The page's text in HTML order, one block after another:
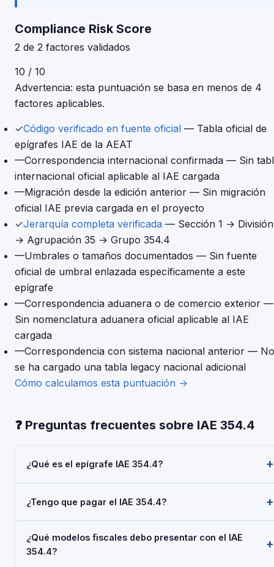
Compliance Risk Score
2 de 2 factores validados
10 / 10
Advertencia: esta puntuación se basa en menos de 4
factores aplicables.
✓Código verificado en fuente oficial — Tabla oficial de
epígrafes IAE de la AEAT
—Correspondencia internacional confirmada — Sin
internacional oficial aplicable al IAE cargada
—Migración desde la edición anterior — Sin migración
oficial IAE previa cargada en el proyecto
✓Jerarquía completa verificada — Sección 1 →
→ Agrupación 35 → Grupo 354.4
—Umbrales o tamaños documentados — Sin fuente
oficial de umbral enlazada específicamente a este
epígrafe
—Correspondencia aduanera o de comercio exterior —
Sin nomenclatura aduanera oficial aplicable al IAE
cargada
—Correspondencia con sistema nacional anterior — No
se ha cargado una tabla legacy nacional adicional
Cómo calculamos esta puntuación →
❓ Preguntas frecuentes sobre IAE 354.4
¿Qué es el epígrafe IAE 354.4?
Electronicos' — pertenece a la Actividades Empresariales
gestionado por la AEAT. Toda empresa o autónomo que
realice esta actividad debe darse de alta mediante el
¿Tengo que pagar el IAE 354.4?
pago del IAE. Las sociedades con cifra de negocios inferior
a 1.000.000 €/año también están exentas. No obstante, el
¿Qué modelos fiscales debo presentar con el IAE
354.4?